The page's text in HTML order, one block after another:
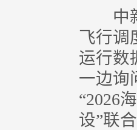
中新
飞行调
运行数
一边询
“2026
设”联